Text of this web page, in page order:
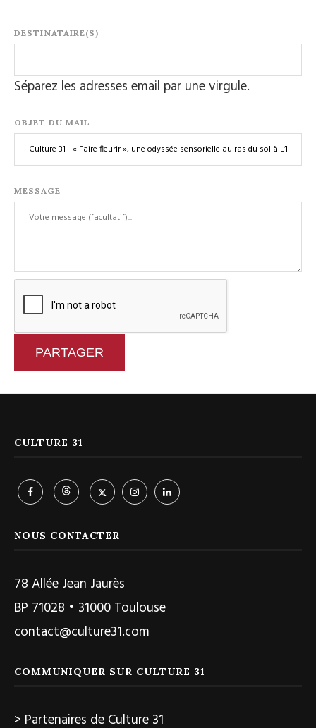
DESTINATAIRE(S)
Séparez les adresses email par une virgule.
OBJET DU MAIL
MESSAGE
PARTAGER
CULTURE 31
NOUS CONTACTER
78 Allée Jean Jaurès
BP 71028 • 31000 Toulouse
contact@culture31.com
COMMUNIQUER SUR CULTURE 31
> Partenaires de Culture 31